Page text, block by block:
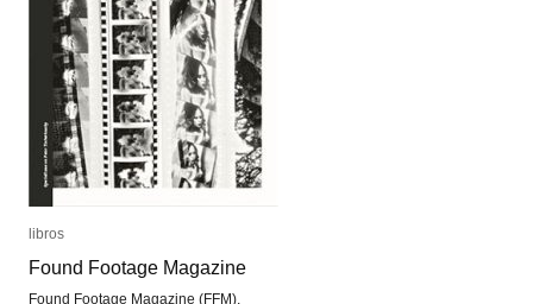
libros
Found Footage Magazine
Found Footage Magazine (FFM),
libros
Found Footage Magazine